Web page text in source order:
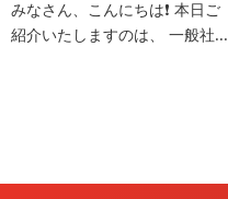
みなさん、こんにちは❗️ 本日ご
紹介いたしますのは、 一般社...